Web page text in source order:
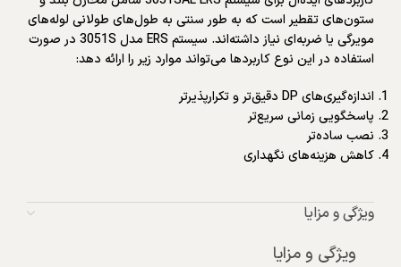
ستون‌های تقطیر است که به طور سنتی به طول‌های طولانی لوله‌های
مویرگی یا ضربه‌ای نیاز داشته‌اند. سیستم ERS مدل 3051S در صورت
استفاده در این نوع کاربردها می‌تواند موارد زیر را ارائه دهد:
اندازه‌گیری‌های DP دقیق‌تر و تکرارپذیرتر
پاسخگویی زمانی سریع‌تر
نصب ساده‌تر
کاهش هزینه‌های نگهداری
ویژگی و مزایا
ویژگی و مزایا